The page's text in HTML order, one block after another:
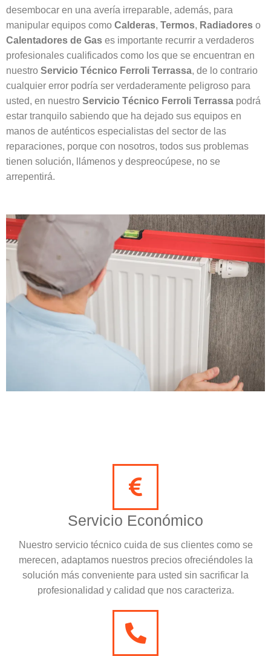
desembocar en una avería irreparable, además, para
manipular equipos como Calderas, Termos, Radiadores o
Calentadores de Gas es importante recurrir a verdaderos
profesionales cualificados como los que se encuentran en
nuestro Servicio Técnico Ferroli Terrassa, de lo contrario
cualquier error podría ser verdaderamente peligroso para
usted, en nuestro Servicio Técnico Ferroli Terrassa podrá
estar tranquilo sabiendo que ha dejado sus equipos en
manos de auténticos especialistas del sector de las
reparaciones, porque con nosotros, todos sus problemas
tienen solución, llámenos y despreocúpese, no se
arrepentirá.
Servicio Económico
Nuestro servicio técnico cuida de sus clientes como se
merecen, adaptamos nuestros precios ofreciéndoles la
solución más conveniente para usted sin sacrificar la
profesionalidad y calidad que nos caracteriza.